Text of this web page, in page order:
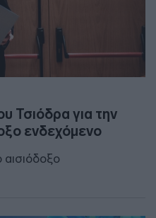
Τσιόδρα για την
ενδεχόμενο
αισιόδοξο